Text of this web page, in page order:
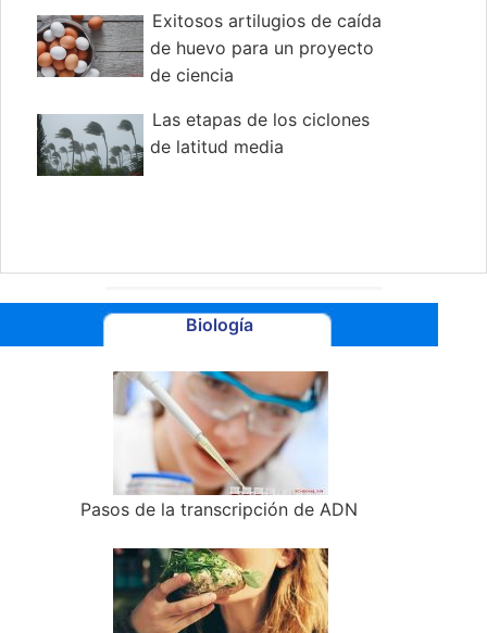
Exitosos artilugios de caída
de huevo para un proyecto
de ciencia
Las etapas de los ciclones
de latitud media
Biología
Pasos de la transcripción de ADN